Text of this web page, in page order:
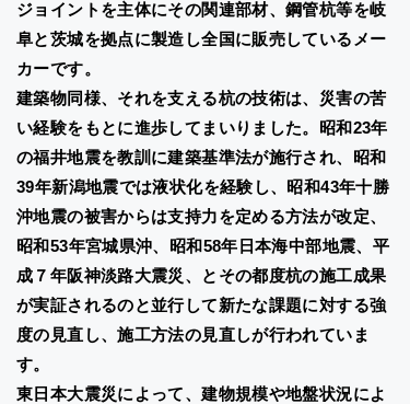
ジョイントを主体にその関連部材、鋼管杭等を岐
阜と茨城を拠点に製造し全国に販売しているメー
カーです。
建築物同様、それを支える杭の技術は、災害の苦
い経験をもとに進歩してまいりました。昭和23年
の福井地震を教訓に建築基準法が施行され、昭和
39年新潟地震では液状化を経験し、昭和43年十勝
沖地震の被害からは支持力を定める方法が改定、
昭和53年宮城県沖、昭和58年日本海中部地震、平
成７年阪神淡路大震災、とその都度杭の施工成果
が実証されるのと並行して新たな課題に対する強
度の見直し、施工方法の見直しが行われていま
す。
東日本大震災によって、建物規模や地盤状況によ